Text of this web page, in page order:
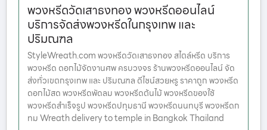
พวงหรีดวัดเสาธงทอง พวงหรีดออนไลน์
บริการจัดส่งพวงหรีดในกรุงเทพ และ
ปริมณฑล
StyleWreath.com พวงหรีดวัดเสาธงทอง สไตล์หรีด บริการ
พวงหรีด ดอกไม้จัดงานศพ ครบวงจร ร้านพวงหรีดออนไลน์ จัด
ส่งทั่วเขตกรุงเทพ และ ปริมณฑล ดีไซน์สวยหรู ราคาถูก พวงหรีด
ดอกไม้สด พวงหรีดพัดลม พวงหรีดต้นไม้ พวงหรีดของใช้
พวงหรีดสำเร็จรูป พวงหรีดปทุมธานี พวงหรีดนนทบุรี พวงหรีดก
ทม Wreath delivery to temple in Bangkok Thailand